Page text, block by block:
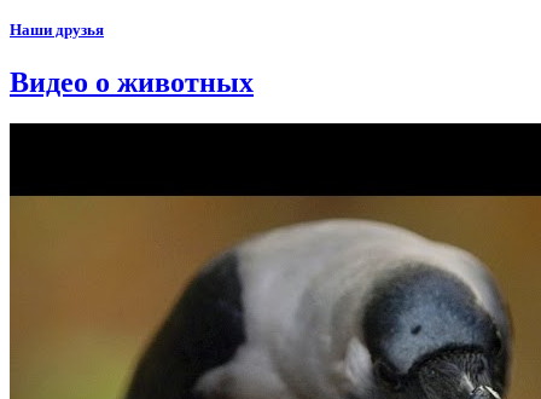
Наши друзья
Видео о животных